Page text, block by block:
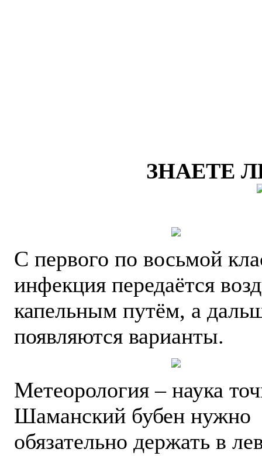
ЗНАЕТЕ
С первого по восьмой
инфекция передаётся
капельным путём, а
появляются варианты.
Метеорология – наука
Шаманский бубен нужно
обязательно держать в